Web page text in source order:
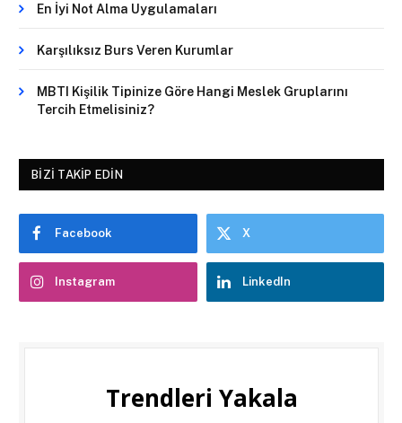
En İyi Not Alma Uygulamaları
Karşılıksız Burs Veren Kurumlar
MBTI Kişilik Tipinize Göre Hangi Meslek Gruplarını
Tercih Etmelisiniz?
BIZI TAKIP EDIN
Facebook X
Instagram LinkedIn
Trendleri Yakala